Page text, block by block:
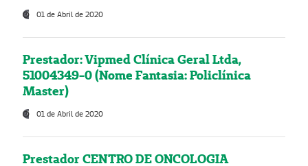
01 de Abril de 2020
Prestador: Vipmed Clínica Geral Ltda,
51004349-0 (Nome Fantasia: Policlínica
Master)
01 de Abril de 2020
Prestador CENTRO DE ONCOLOGIA